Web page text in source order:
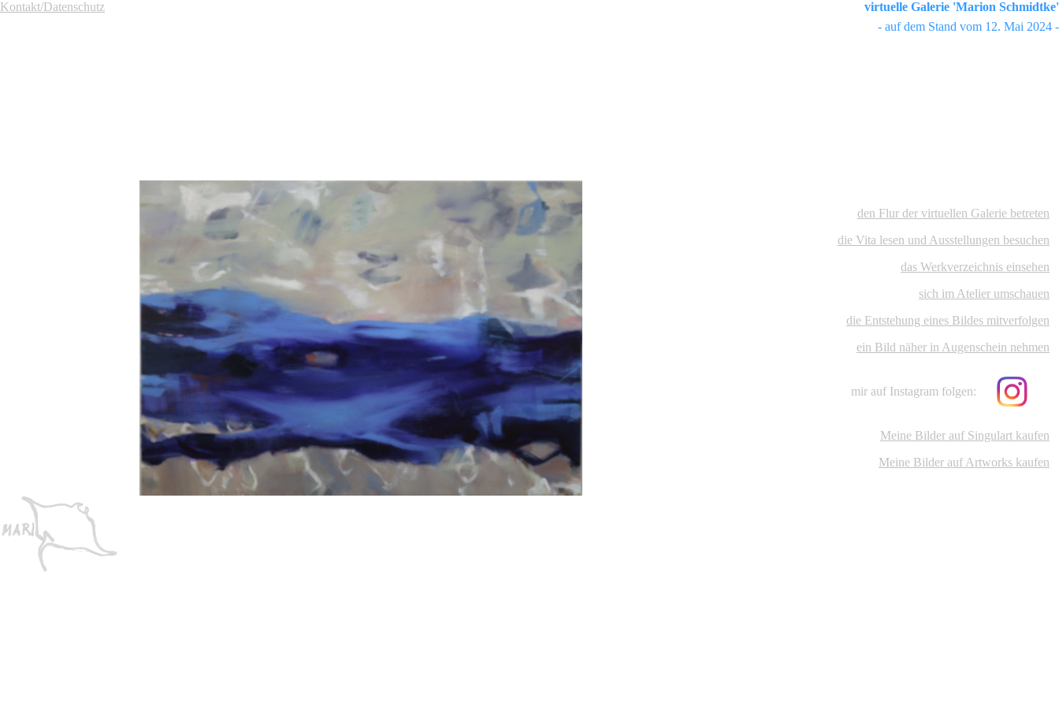
Kontakt/Datenschutz
virtuelle Galerie 'Marion Schmidtke'
- auf dem Stand vom 12. Mai 2024 -
den Flur der virtuellen Galerie betreten
die Vita lesen und Ausstellungen besuchen
das Werkverzeichnis einsehen
sich im Atelier umschauen
die Entstehung eines Bildes mitverfolgen
ein Bild näher in Augenschein nehmen
mir auf Instagram folgen:
Meine Bilder auf Singulart kaufen
Meine Bilder auf Artworks kaufen